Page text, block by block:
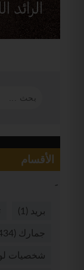
الأقسام
بريد (1)
جمارك (434)
شخصيات